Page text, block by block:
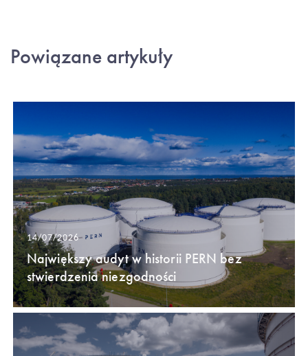
Powiązane artykuły
14/07/2026
Największy audyt w historii PERN bez
stwierdzenia niezgodności